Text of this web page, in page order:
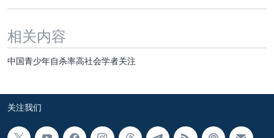
相关内容
中国青少年自杀率高社会学者关注
关注我们